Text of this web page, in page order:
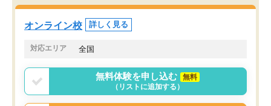
オンライン校 詳しく見る
対応エリア 全国
無料体験を申し込む
無料
（リストに追加する）